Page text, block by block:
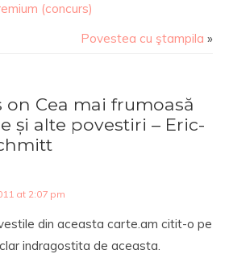
(concurs)
Povestea cu ştampila »
on Cea mai frumoasă
și alte povestiri – Eric-
at 2:07 pm
din aceasta carte.am citit-o pe
indragostita de aceasta.